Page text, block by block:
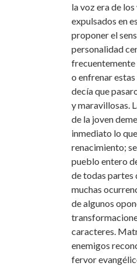
la voz era de
expulsados en
proponer el
personalidad
o enfrenar
decía que
y maravillosas.
de la joven
inmediato lo
renacimiento;
pueblo entero
de todas partes
muchas
de algunos
caracteres.
enemigos
fervor